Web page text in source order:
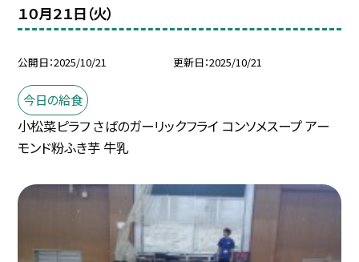
１０月２１日（火）
公開日 2025/10/21 更新日 2025/10/21
今日の給食
小松菜ピラフ さばのガーリックフライ コンソメスープ アー
モンド粉ふき芋 牛乳